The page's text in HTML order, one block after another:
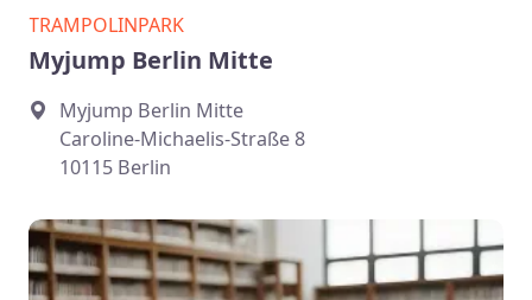
TRAMPOLINPARK
Myjump Berlin Mitte
Myjump Berlin Mitte
Caroline-Michaelis-Straße 8
10115 Berlin